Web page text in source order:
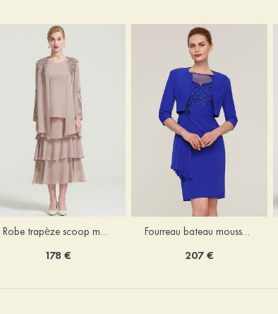
Robe trapèze scoop mousseline longueur mollet robe de mère de la mariée avec appliqué volants veste
178 €
Fourreau bateau mousseline longueur genou robe de mère de la mariée avec appliqué perle plissé veste
207 €